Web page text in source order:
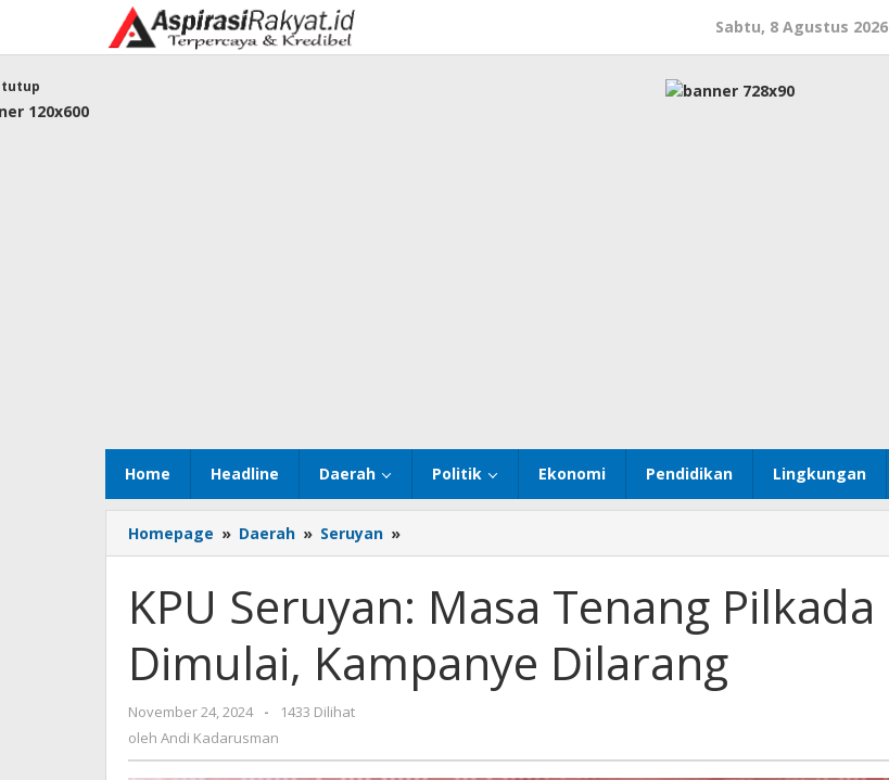
konten
Sabtu, 8 Agustus 2026
Home Headline Daerah Politik Ekonomi Pendidikan Lingkungan
tutup
Homepage » Daerah » Seruyan »
Seruyan:
Tenang
Pilkada
Kampanye
Dilarang
KPU Seruyan: Masa Tenang Pilkada
Dimulai, Kampanye Dilarang
November 24, 2024
oleh
Andi
-
1433 Dilihat
oleh Andi Kadarusman